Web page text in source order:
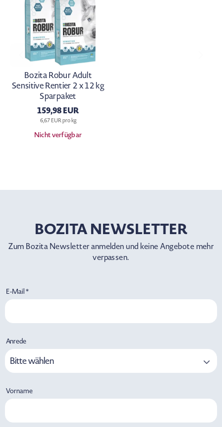
Bozita Robur Adult
Sensitive Rentier 2 x 12 kg
Sparpaket
159,98 EUR
6,67 EUR pro kg
Nicht verfügbar
BOZITA NEWSLETTER
Zum Bozita Newsletter anmelden und keine Angebote mehr
verpassen.
E-Mail *
Anrede
Bitte wählen
Vorname